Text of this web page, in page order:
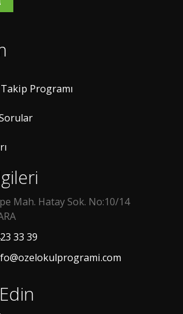
Programı
Mah. Hatay Sok. No:10/14
33 39